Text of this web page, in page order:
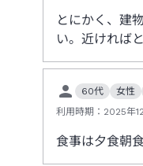
とにかく、建
い。近ければ
60代 女性
利用時期： 2025年
食事は夕食朝